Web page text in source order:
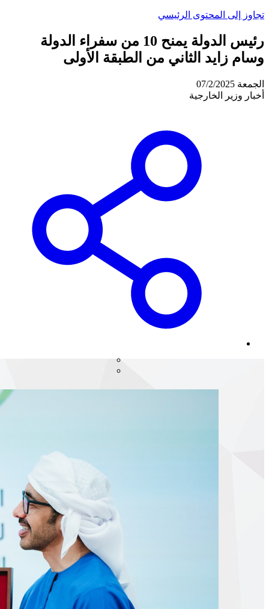
تجاوز إلى المحتوى الرئيسي
رئيس الدولة يمنح 10 من سفراء الدولة
وسام زايد الثاني من الطبقة الأولى
الجمعة 07/2/2025
أخبار وزير الخارجية